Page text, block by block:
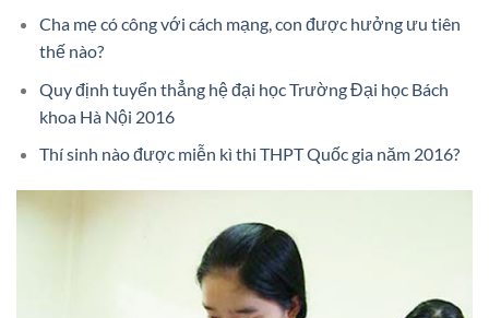
Cha mẹ có công với cách mạng, con được hưởng ưu tiên
thế nào?
Quy định tuyển thẳng hệ đại học Trường Đại học Bách
khoa Hà Nội 2016
Thí sinh nào được miễn kì thi THPT Quốc gia năm 2016?